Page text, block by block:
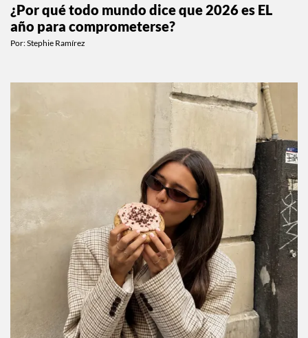
¿Por qué todo mundo dice que 2026 es EL
año para comprometerse?
Por:Stephie Ramírez